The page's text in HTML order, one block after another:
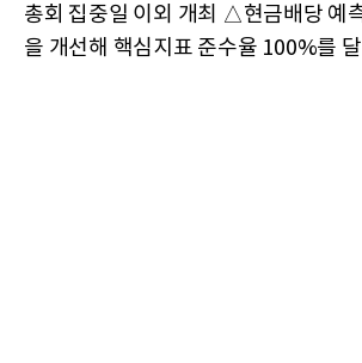
총회 집중일 이외 개최 △현금배당 예
을 개선해 핵심지표 준수율 100%를